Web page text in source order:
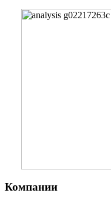
Компании